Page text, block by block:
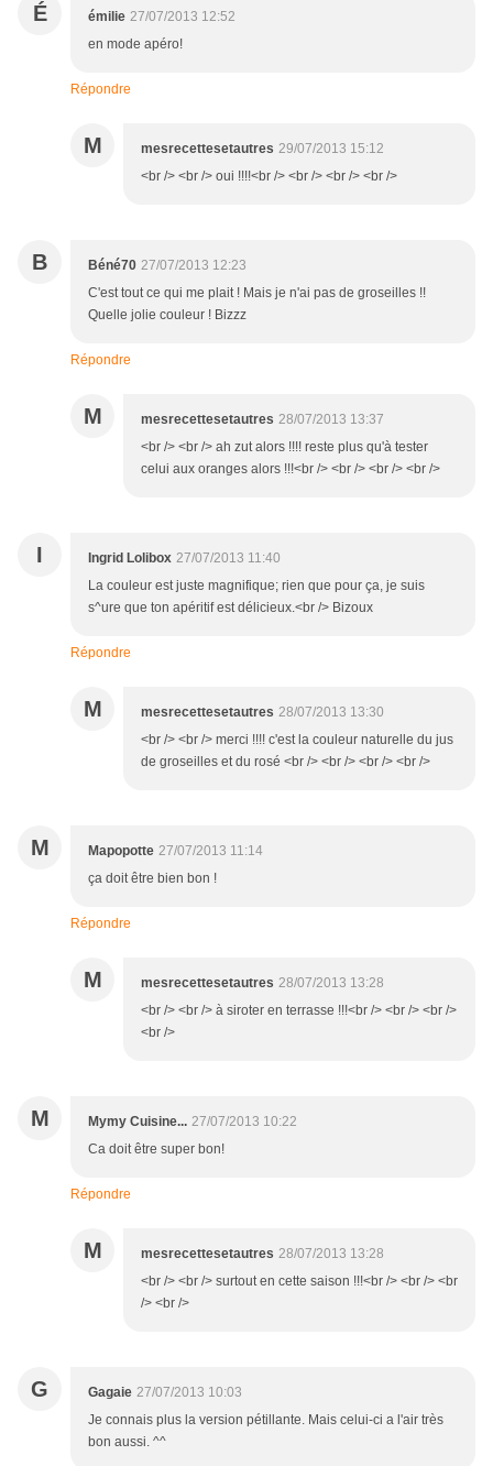
É émilie 27/07/2013 12:52
en mode apéro!
Répondre
M mesrecettesetautres 29/07/2013 15:12
<br /> <br /> oui !!!!<br /> <br /> <br /> <br />
B Béné70 27/07/2013 12:23
C'est tout ce qui me plait ! Mais je n'ai pas de groseilles !!
Quelle jolie couleur ! Bizzz
Répondre
M mesrecettesetautres 28/07/2013 13:37
<br /> <br /> ah zut alors !!!! reste plus qu'à tester
celui aux oranges alors !!!<br /> <br /> <br /> <br />
I Ingrid Lolibox 27/07/2013 11:40
La couleur est juste magnifique; rien que pour ça, je suis
s^ure que ton apéritif est délicieux.<br /> Bizoux
Répondre
M mesrecettesetautres 28/07/2013 13:30
<br /> <br /> merci !!!! c'est la couleur naturelle du jus
de groseilles et du rosé <br /> <br /> <br /> <br />
M Mapopotte 27/07/2013 11:14
ça doit être bien bon !
Répondre
M mesrecettesetautres 28/07/2013 13:28
<br /> <br /> à siroter en terrasse !!!<br /> <br /> <br />
<br />
M Mymy Cuisine... 27/07/2013 10:22
Ca doit être super bon!
Répondre
M mesrecettesetautres 28/07/2013 13:28
<br /> <br /> surtout en cette saison !!!<br /> <br /> <br
/> <br />
G Gagaie 27/07/2013 10:03
Je connais plus la version pétillante. Mais celui-ci a l'air très
bon aussi. ^^